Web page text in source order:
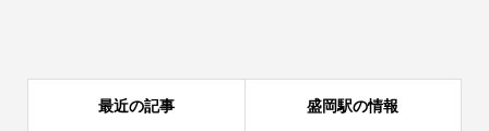
最近の記事 盛岡駅の情報